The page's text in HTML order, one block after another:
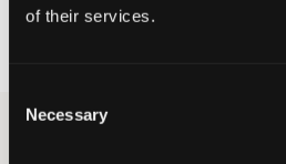
of their services.
Selection
Necessary
Snelle levering
Hoodie van Sail Racing in een